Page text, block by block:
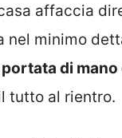
affaccia
nel minimo
portata di
tutto al rientro.